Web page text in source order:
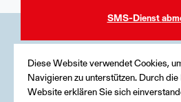
SMS-Dienst
Medien
Kontakt
Diese Website verwendet Cookies,
Navigieren zu unterstützen. Durch
Website erklären Sie sich